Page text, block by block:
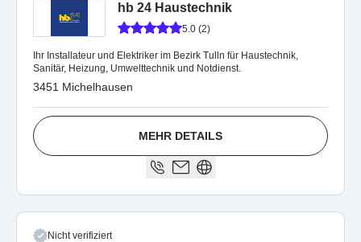
hb 24 Haustechnik
5.0 (2)
Ihr Installateur und Elektriker im Bezirk Tulln für Haustechnik,
Sanitär, Heizung, Umwelttechnik und Notdienst.
3451 Michelhausen
MEHR DETAILS
Nicht verifiziert